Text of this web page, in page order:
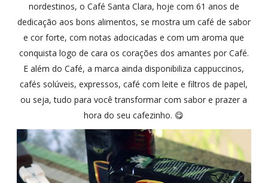
nordestinos, o Café Santa Clara, hoje com 61 anos de
dedicação aos bons alimentos, se mostra um café de sabor
e cor forte, com notas adocicadas e com um aroma que
conquista logo de cara os corações dos amantes por Café.
E além do Café, a marca ainda disponibiliza cappuccinos,
cafés solúveis, expressos, café com leite e filtros de papel,
ou seja, tudo para você transformar com sabor e prazer a
hora do seu cafezinho. 😋